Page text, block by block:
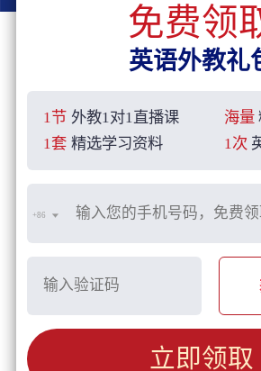
免费领
英语外教礼
1节 外教1对1直播课 海量
1套 精选学习资料 1次
+86
立即领取